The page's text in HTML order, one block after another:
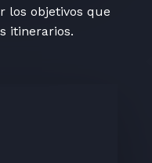
los objetivos que
itinerarios.